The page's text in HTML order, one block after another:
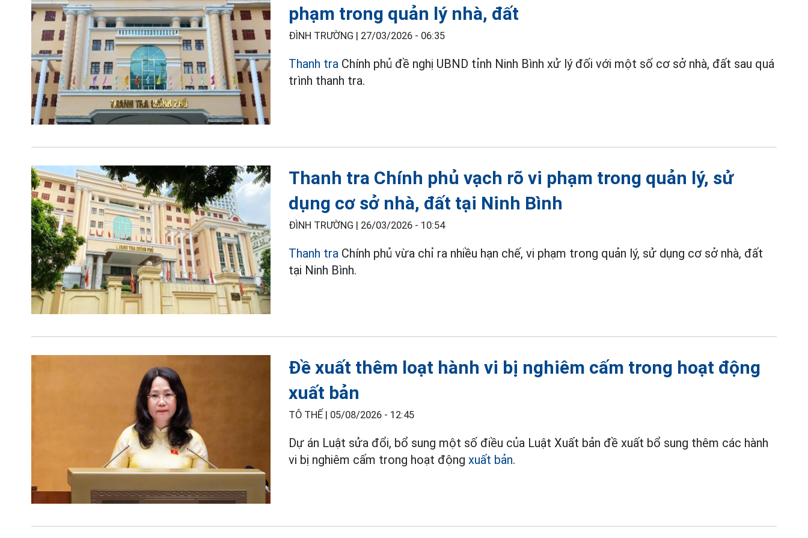
phạm trong quản lý nhà, đất
ĐÌNH TRƯỜNG | 27/03/2026 - 06:35
Thanh tra Chính phủ đề nghị UBND tỉnh Ninh Bình xử lý đối với một số cơ sở nhà, đất sau quá
trình thanh tra.
Thanh tra Chính phủ vạch rõ vi phạm trong quản lý, sử
dụng cơ sở nhà, đất tại Ninh Bình
ĐÌNH TRƯỜNG | 26/03/2026 - 10:54
Thanh tra Chính phủ vừa chỉ ra nhiều hạn chế, vi phạm trong quản lý, sử dụng cơ sở nhà, đất
tại Ninh Bình.
Đề xuất thêm loạt hành vi bị nghiêm cấm trong hoạt động
xuất bản
TÔ THẾ | 05/08/2026 - 12:45
Dự án Luật sửa đổi, bổ sung một số điều của Luật Xuất bản đề xuất bổ sung thêm các hành
vi bị nghiêm cấm trong hoạt độngxuất bản.